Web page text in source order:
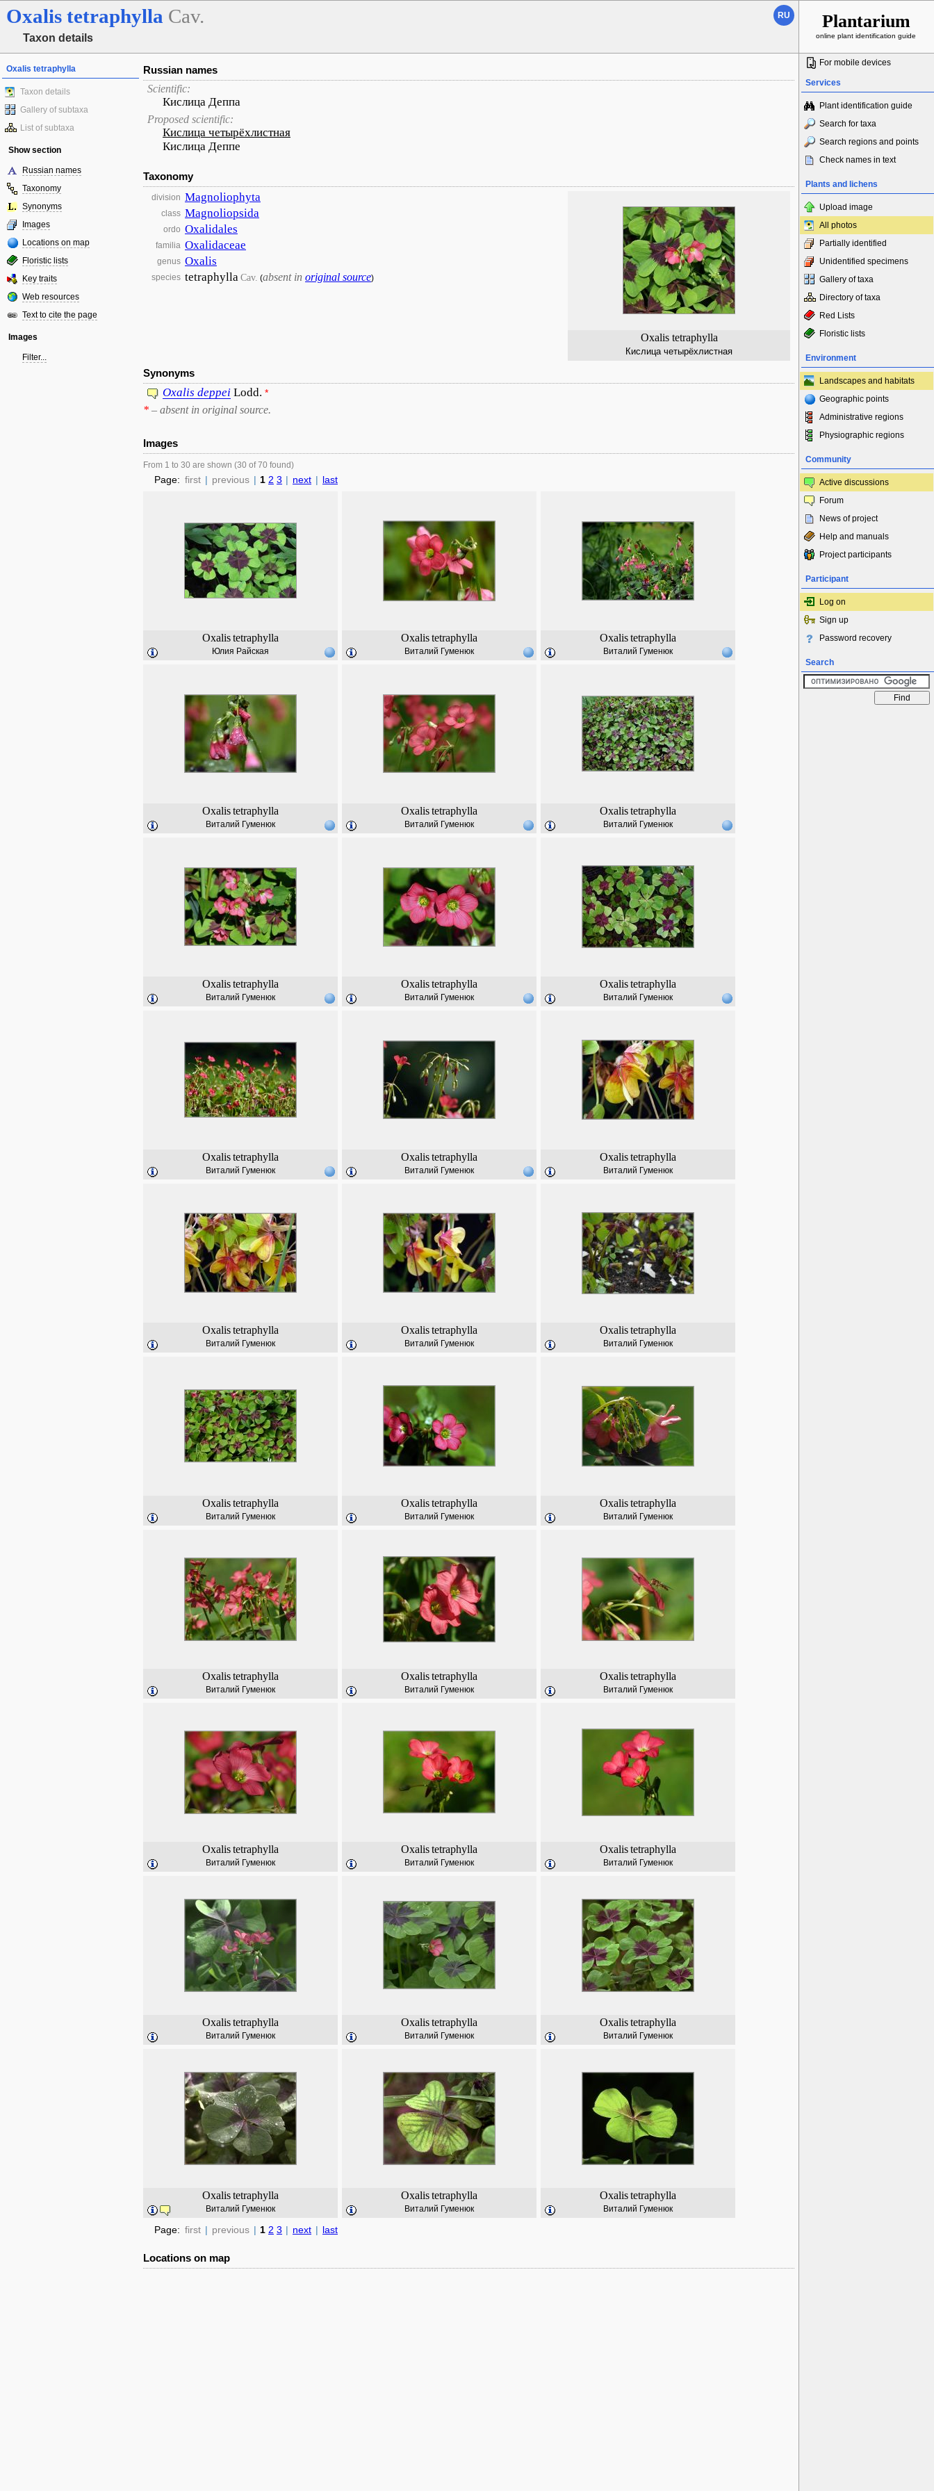
Oxalis tetraphylla Cav.
Taxon details
RU Plantarium
online plant identification guide
Oxalis tetraphylla
Taxon details
Gallery of subtaxa
List of subtaxa
Show section
Russian names
Taxonomy
Synonyms
Images
Locations on map
Floristic lists
Key traits
Web resources
Text to cite the page
Images
Filter...
Russian names
Scientific:
Кислица Деппа
Proposed scientific:
Кислица четырёхлистная
Кислица Деппе
Taxonomy
Oxalis tetraphylla
Кислица четырёхлистная
division Magnoliophyta
class Magnoliopsida
ordo Oxalidales
familia Oxalidaceae
genus Oxalis
species tetraphyllaCav. (absent in original source)
Synonyms
Oxalis deppei Lodd. *
* – absent in original source.
Images
From 1 to 30 are shown (30 of 70 found)
Page: first | previous | 1 2 3 | next | last
Oxalistetraphylla
Юлия Райская
Oxalistetraphylla
Виталий Гуменюк
Oxalistetraphylla
Виталий Гуменюк
Oxalistetraphylla
Виталий Гуменюк
Oxalistetraphylla
Виталий Гуменюк
Oxalistetraphylla
Виталий Гуменюк
Oxalistetraphylla
Виталий Гуменюк
Oxalistetraphylla
Виталий Гуменюк
Oxalistetraphylla
Виталий Гуменюк
Oxalistetraphylla
Виталий Гуменюк
Oxalistetraphylla
Виталий Гуменюк
Oxalistetraphylla
Виталий Гуменюк
Oxalistetraphylla
Виталий Гуменюк
Oxalistetraphylla
Виталий Гуменюк
Oxalistetraphylla
Виталий Гуменюк
Oxalistetraphylla
Виталий Гуменюк
Oxalistetraphylla
Виталий Гуменюк
Oxalistetraphylla
Виталий Гуменюк
Oxalistetraphylla
Виталий Гуменюк
Oxalistetraphylla
Виталий Гуменюк
Oxalistetraphylla
Виталий Гуменюк
Oxalistetraphylla
Виталий Гуменюк
Oxalistetraphylla
Виталий Гуменюк
Oxalistetraphylla
Виталий Гуменюк
Oxalistetraphylla
Виталий Гуменюк
Oxalistetraphylla
Виталий Гуменюк
Oxalistetraphylla
Виталий Гуменюк
Oxalistetraphylla
Виталий Гуменюк
Oxalistetraphylla
Виталий Гуменюк
Oxalistetraphylla
Виталий Гуменюк
Page: first | previous | 1 2 3 | next | last
Locations on map
For mobile devices
Services
Plant identification guide
Search for taxa
Search regions and points
Check names in text
Plants and lichens
Upload image
All photos
Partially identified
Unidentified specimens
Gallery of taxa
Directory of taxa
Red Lists
Floristic lists
Environment
Landscapes and habitats
Geographic points
Administrative regions
Physiographic regions
Community
Active discussions
Forum
News of project
Help and manuals
Project participants
Participant
Log on
Sign up
Password recovery
Search